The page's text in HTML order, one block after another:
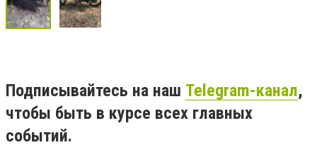
Подписывайтесь на наш Telegram-канал,
чтобы быть в курсе всех главных
событий.